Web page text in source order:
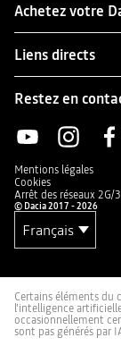
Achetez votre
Liens directs
Restez en
Mentions légales
Cookies
Arrêt des réseaux 2G/
© Dacia 2017 - 2026
Certains éléments du
l'intelligence
occasionnellement
sont pas générés par